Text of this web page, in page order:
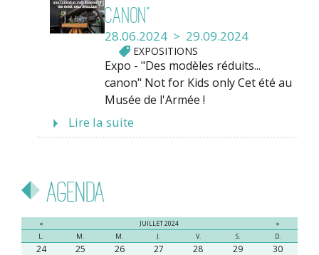
canon"
28.06.2024 > 29.09.2024
EXPOSITIONS
Expo - "Des modèles réduits...
canon" Not for Kids only Cet été au
Musée de l'Armée !
Lire la suite
Agenda
« JUILLET 2024
»
L.
M. M. J. V. S. D.
24 25 26 27 28 29
30